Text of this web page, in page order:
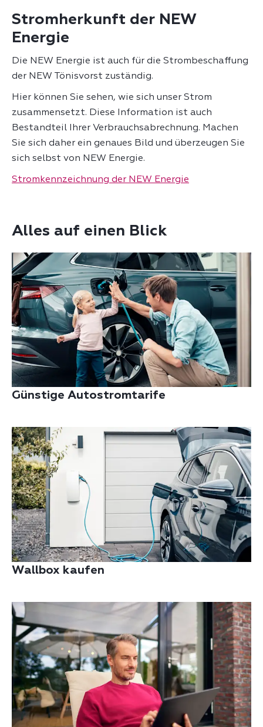
Stromherkunft der NEW
Energie
Die NEW Energie ist auch für die Strombeschaffung
der NEW Tönisvorst zuständig.
Hier können Sie sehen, wie sich unser Strom
zusammensetzt. Diese Information ist auch
Bestandteil Ihrer Verbrauchsabrechnung. Machen
Sie sich daher ein genaues Bild und überzeugen Sie
sich selbst von NEW Energie.
Stromkennzeichnung der NEW Energie
Alles auf einen Blick
Günstige Autostromtarife
Wallbox kaufen